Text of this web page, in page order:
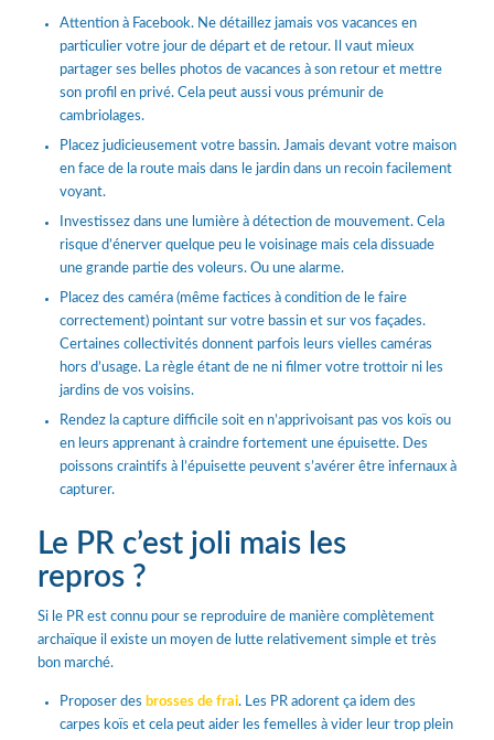
Attention à Facebook. Ne détaillez jamais vos vacances en
particulier votre jour de départ et de retour. Il vaut mieux
partager ses belles photos de vacances à son retour et mettre
son profil en privé. Cela peut aussi vous prémunir de
cambriolages.
Placez judicieusement votre bassin. Jamais devant votre maison
en face de la route mais dans le jardin dans un recoin facilement
voyant.
Investissez dans une lumière à détection de mouvement. Cela
risque d’énerver quelque peu le voisinage mais cela dissuade
une grande partie des voleurs. Ou une alarme.
Placez des caméra (même factices à condition de le faire
correctement) pointant sur votre bassin et sur vos façades.
Certaines collectivités donnent parfois leurs vielles caméras
hors d’usage. La règle étant de ne ni filmer votre trottoir ni les
jardins de vos voisins.
Rendez la capture difficile soit en n’apprivoisant pas vos koïs ou
en leurs apprenant à craindre fortement une épuisette. Des
poissons craintifs à l’épuisette peuvent s’avérer être infernaux à
capturer.
Le PR c’est joli mais les
repros ?
Si le PR est connu pour se reproduire de manière complètement
archaïque il existe un moyen de lutte relativement simple et très
bon marché.
Proposer des brosses de frai. Les PR adorent ça idem des
carpes koïs et cela peut aider les femelles à vider leur trop plein